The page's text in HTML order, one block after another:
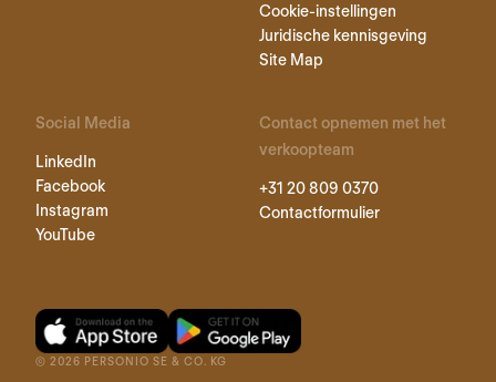
Cookie-instellingen
Juridische kennisgeving
Site Map
Social Media
LinkedIn
Facebook
Instagram
YouTube
Contact opnemen met het
verkoopteam
+31 20 809 0370
Contactformulier
© 2026 PERSONIO SE & CO. KG